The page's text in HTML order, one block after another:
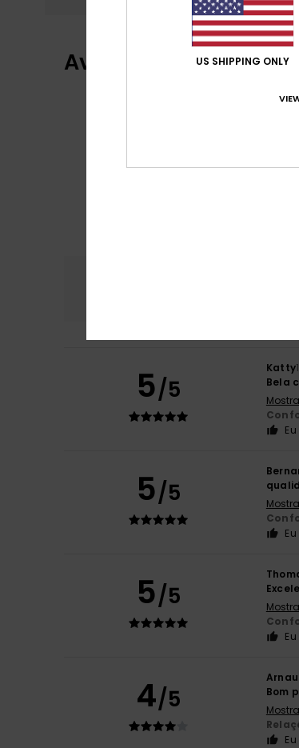
Avaliações dos
5/5
Katty
Bela
5/5
5/5
4/5
Bom
US SHIPPING ONLY